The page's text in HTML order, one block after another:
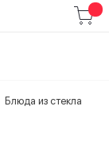
Блюда из стекла